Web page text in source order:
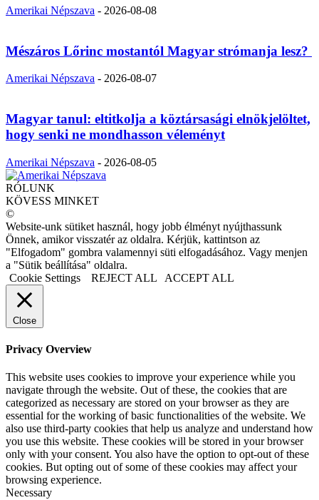
Amerikai Népszava - 2026-08-08
Mészáros Lőrinc mostantól Magyar strómanja lesz?
Amerikai Népszava - 2026-08-07
Magyar tanul: eltitkolja a köztársasági elnökjelöltet,
hogy senki ne mondhasson véleményt
Amerikai Népszava - 2026-08-05
RÓLUNK
KÖVESS MINKET
©
Website-unk sütiket használ, hogy jobb élményt nyújthassunk
Önnek, amikor visszatér az oldalra. Kérjük, kattintson az
"Elfogadom" gombra valamennyi süti elfogadásához. Vagy menjen
a "Sütik beállítása" oldalra.
Cookie Settings
REJECT ALL ACCEPT ALL
Close
Privacy Overview
This website uses cookies to improve your experience while you
navigate through the website. Out of these, the cookies that are
categorized as necessary are stored on your browser as they are
essential for the working of basic functionalities of the website. We
also use third-party cookies that help us analyze and understand how
you use this website. These cookies will be stored in your browser
only with your consent. You also have the option to opt-out of these
cookies. But opting out of some of these cookies may affect your
browsing experience.
Necessary